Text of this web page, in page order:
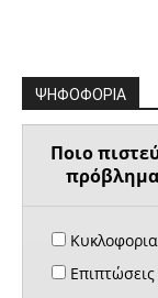
ΨΗΦΟΦΟΡΙΑ
Ποιο
πρόβλημα